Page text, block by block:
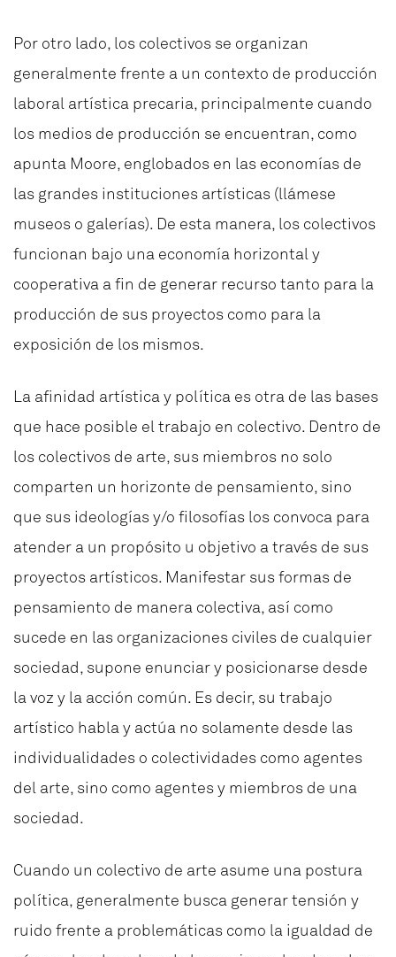
Por otro lado, los colectivos se organizan
generalmente frente a un contexto de producción
laboral artística precaria, principalmente cuando
los medios de producción se encuentran, como
apunta Moore, englobados en las economías de
las grandes instituciones artísticas (llámese
museos o galerías). De esta manera, los colectivos
funcionan bajo una economía horizontal y
cooperativa a fin de generar recurso tanto para la
producción de sus proyectos como para la
exposición de los mismos.
La afinidad artística y política es otra de las bases
que hace posible el trabajo en colectivo. Dentro de
los colectivos de arte, sus miembros no solo
comparten un horizonte de pensamiento, sino
que sus ideologías y/o filosofías los convoca para
atender a un propósito u objetivo a través de sus
proyectos artísticos. Manifestar sus formas de
pensamiento de manera colectiva, así como
sucede en las organizaciones civiles de cualquier
sociedad, supone enunciar y posicionarse desde
la voz y la acción común. Es decir, su trabajo
artístico habla y actúa no solamente desde las
individualidades o colectividades como agentes
del arte, sino como agentes y miembros de una
sociedad.
Cuando un colectivo de arte asume una postura
política, generalmente busca generar tensión y
ruido frente a problemáticas como la igualdad de